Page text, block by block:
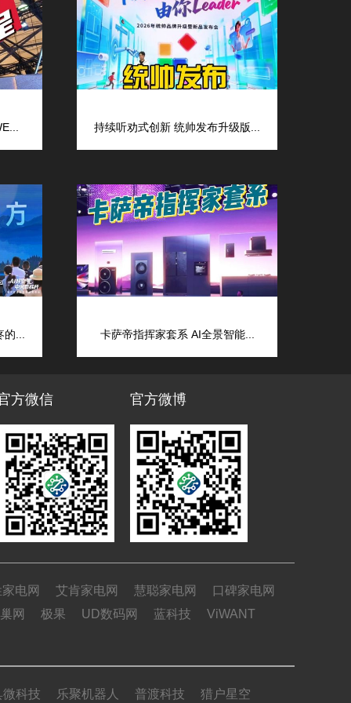
持续听劝式创新 统帅发布升级版...
... 卡萨帝指挥家套系 AI全景智能...
方微信 官方微博
电网 艾肯家电网 慧聪家电网
口碑家电网
网
极果 UD数码网 蓝科技 ViWANT
微科技 乐聚机器人 普渡科技 猎户星空